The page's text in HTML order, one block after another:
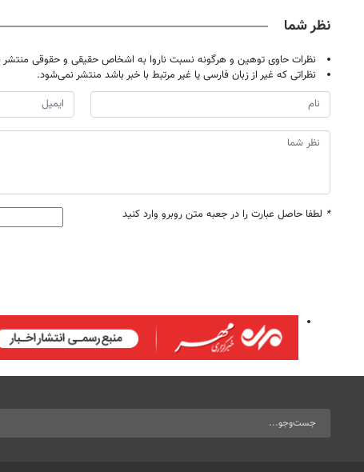
نظر شما
نظرات حاوی توهین و هرگونه نسبت ناروا به اشخاص حقیقی و حقوقی
نظراتی که غیر از زبان فارسی یا غیر مرتبط با خبر باشد منتشر نمی‌شود.
* لطفا حاصل عبارت را در جعبه متن روبرو وارد کنید